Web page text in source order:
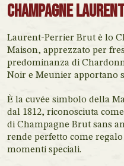
Champagne
Laurent-Perrier Brut è lo
Maison, apprezzato per
predominanza di
Noir e Meunier apportano
È la cuvée simbolo della
dal 1812, riconosciuta
di Champagne Brut sans
rende perfetto come
momenti speciali.